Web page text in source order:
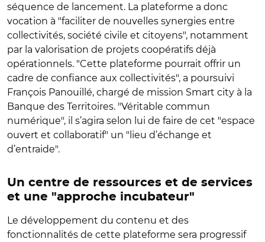
séquence de lancement. La plateforme a donc
vocation à "faciliter de nouvelles synergies entre
collectivités, société civile et citoyens", notamment
par la valorisation de projets coopératifs déjà
opérationnels. "Cette plateforme pourrait offrir un
cadre de confiance aux collectivités", a poursuivi
François Panouillé, chargé de mission Smart city à la
Banque des Territoires. "Véritable commun
numérique", il s’agira selon lui de faire de cet "espace
ouvert et collaboratif" un "lieu d’échange et
d’entraide".
Un centre de ressources et de services
et une "approche incubateur"
Le développement du contenu et des
fonctionnalités de cette plateforme sera progressif